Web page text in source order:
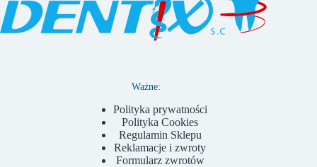
Ważne:
Polityka prywatności
Polityka Cookies
Regulamin Sklepu
Reklamacje i zwroty
Formularz zwrotów